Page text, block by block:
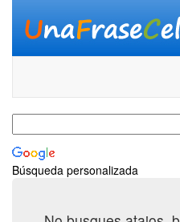
Búsqueda personalizada